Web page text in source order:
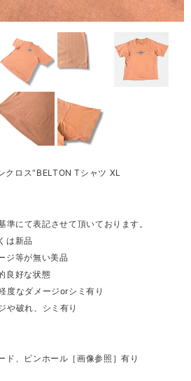
ロス“BELTON Tシャツ XL
にて表記させて頂いております。
は新品
ジ等が無い美品
良好な状態
度なダメージorシミ有り
や破れ、シミ有り
ド、ピンホール［画像参照］有り